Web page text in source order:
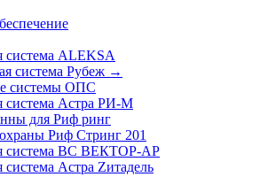
система ALEKSA
система Рубеж →
системы ОПС
система Астра РИ-М
для Риф ринг
Риф Стринг 201
система ВС ВЕКТОР-АР
система Астра Zитадель